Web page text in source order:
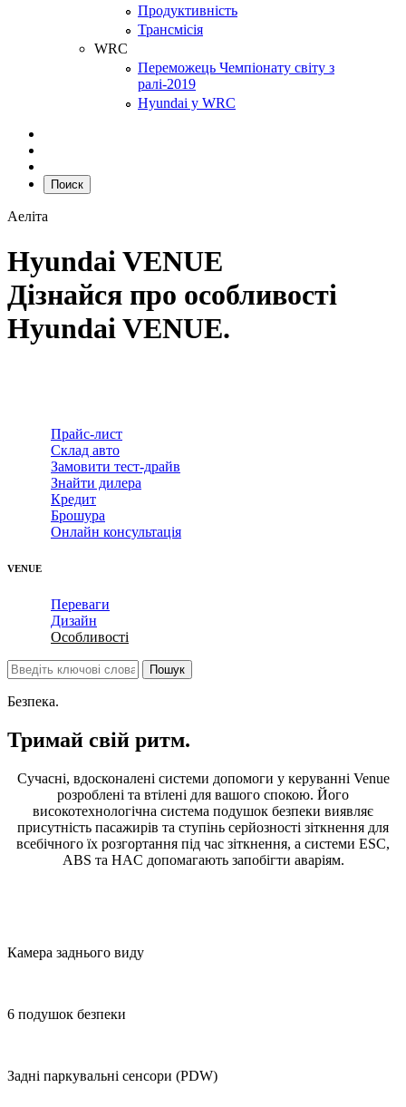
Продуктивність
Трансмісія
WRC
Переможець Чемпіонату світу з
ралі-2019
Hyundai у WRC
Поиск
Аеліта
Hyundai VENUE
Дізнайся про особливості
Hyundai VENUE.
Прайс-лист
Склад авто
Замовити тест-драйв
Знайти дилера
Кредит
Брошура
Онлайн консультація
VENUE
Переваги
Дизайн
Особливості
Безпека.
Тримай свій ритм.
Сучасні, вдосконалені системи допомоги у керуванні Venue
розроблені та втілені для вашого спокою. Його
високотехнологічна система подушок безпеки виявляє
присутність пасажирів та ступінь серйозності зіткнення для
всебічного їх розгортання під час зіткнення, а системи ESC,
ABS та HAC допомагають запобігти аваріям.
Камера заднього виду
6 подушок безпеки
Задні паркувальні сенсори (PDW)